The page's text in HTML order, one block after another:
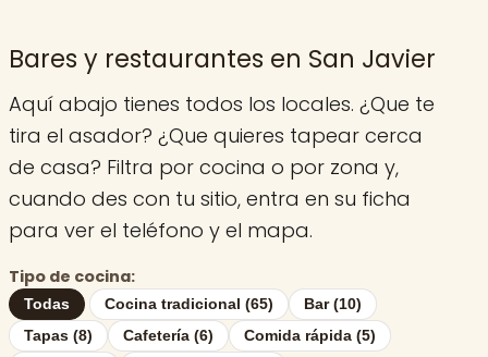
Bares y restaurantes en San Javier
Aquí abajo tienes todos los locales. ¿Que te
tira el asador? ¿Que quieres tapear cerca
de casa? Filtra por cocina o por zona y,
cuando des con tu sitio, entra en su ficha
para ver el teléfono y el mapa.
Tipo de cocina:
Todas Cocina tradicional (65)
Bar (10)
Tapas (8)
Cafetería (6)
Comida rápida (5)